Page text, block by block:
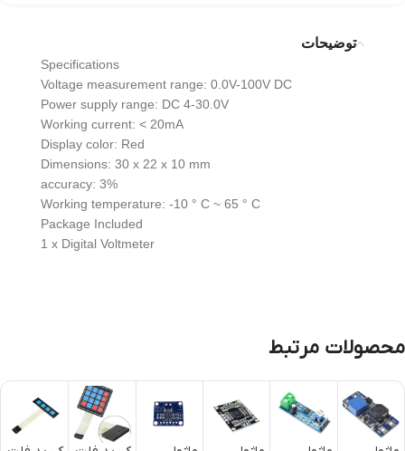
توضیحات
Specifications
Voltage measurement range: 0.0V-100V DC
Power supply range: DC 4-30.0V
Working current: < 20mA
Display color: Red
Dimensions: 30 x 22 x 10 mm
accuracy: 3%
Working temperature: -10 ° C ~ 65 ° C
Package Included
1 x Digital Voltmeter
محصولات مرتبط